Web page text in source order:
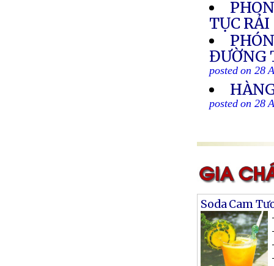
TỤC
ĐƯỜNG
posted on 28
posted on 28
Soda Cam